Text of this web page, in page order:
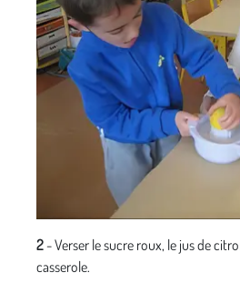
2- Verser le sucre roux, le jus de
casserole.